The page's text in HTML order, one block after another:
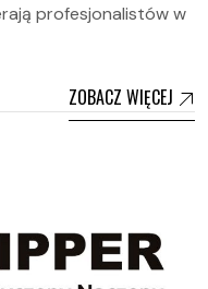
profesjonalistów w
ZOBACZ WIĘCEJ